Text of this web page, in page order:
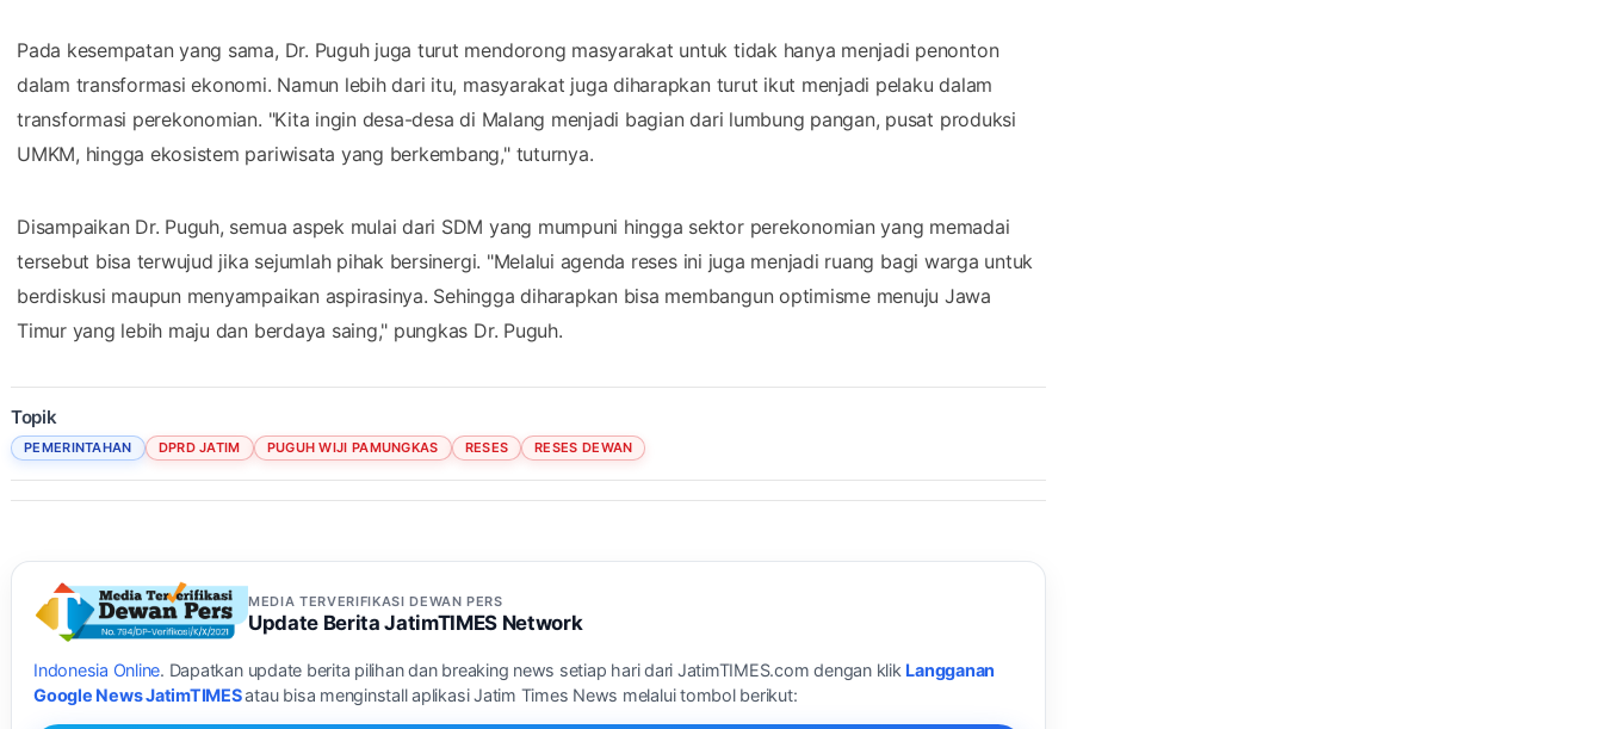
Pada kesempatan yang sama, Dr. Puguh juga turut mendorong masyarakat untuk tidak hanya menjadi penonton
dalam transformasi ekonomi. Namun lebih dari itu, masyarakat juga diharapkan turut ikut menjadi pelaku dalam
transformasi perekonomian. "Kita ingin desa-desa di Malang menjadi bagian dari lumbung pangan, pusat produksi
UMKM, hingga ekosistem pariwisata yang berkembang," tuturnya.
Disampaikan Dr. Puguh, semua aspek mulai dari SDM yang mumpuni hingga sektor perekonomian yang memadai
tersebut bisa terwujud jika sejumlah pihak bersinergi. "Melalui agenda reses ini juga menjadi ruang bagi warga untuk
berdiskusi maupun menyampaikan aspirasinya. Sehingga diharapkan bisa membangun optimisme menuju Jawa
Timur yang lebih maju dan berdaya saing," pungkas Dr. Puguh.
Topik
PEMERINTAHAN DPRD JATIM PUGUH WIJI PAMUNGKAS RESES RESES DEWAN
MEDIA TERVERIFIKASI DEWAN PERS
Update Berita JatimTIMES Network
Indonesia Online. Dapatkan update berita pilihan dan breaking news setiap hari dari JatimTIMES.com dengan klik Langganan
Google News JatimTIMESatau bisa menginstall aplikasi Jatim Times News melalui tombol berikut: